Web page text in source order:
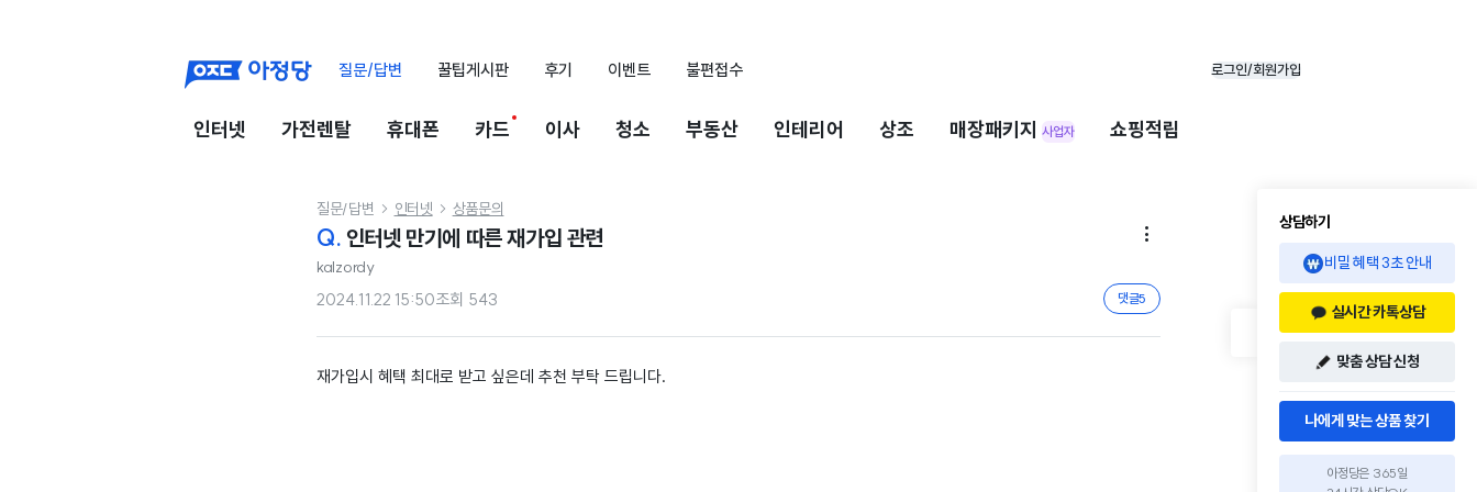
질문/답변 꿀팁게시판 후기 이벤트 불편접수 로그인/회원가입
인터넷 가전렌탈 휴대폰 카드 이사 청소 부동산 인테리어 상조 매장패키지 사업자 쇼핑적립
질문/답변  인터넷  상품문의
Q. 인터넷 만기에 따른 재가입 관련 
kalzordy
2024.11.22 15:50조회 543 댓글5
재가입시 혜택 최대로 받고 싶은데 추천 부탁 드립니다.
상담하기
비밀 혜택 3초 안내
실시간 카톡상담
맞춤 상담 신청
나에게 맞는 상품 찾기
아정당은 365일